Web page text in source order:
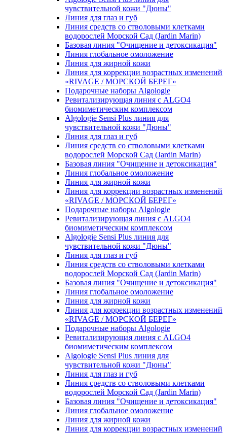
чувcтвительной кожи "Дюны"
Линия для глаз и губ
Линия средств со стволовыми клетками
водорослей Морской Сад (Jardin Marin)
Базовая линия "Очищение и детоксикация"
Линия глобальное омоложение
Линия для жирной кожи
Линия для коррекции возрастных изменений
«RIVAGE / МОРСКОЙ БЕРЕГ»
Подарочные наборы Algologie
Ревитализирующая линия с ALGO4
биомиметическим комплексом
Algologie Sensi Plus линия для
чувcтвительной кожи "Дюны"
Линия для глаз и губ
Линия средств со стволовыми клетками
водорослей Морской Сад (Jardin Marin)
Базовая линия "Очищение и детоксикация"
Линия глобальное омоложение
Линия для жирной кожи
Линия для коррекции возрастных изменений
«RIVAGE / МОРСКОЙ БЕРЕГ»
Подарочные наборы Algologie
Ревитализирующая линия с ALGO4
биомиметическим комплексом
Algologie Sensi Plus линия для
чувcтвительной кожи "Дюны"
Линия для глаз и губ
Линия средств со стволовыми клетками
водорослей Морской Сад (Jardin Marin)
Базовая линия "Очищение и детоксикация"
Линия глобальное омоложение
Линия для жирной кожи
Линия для коррекции возрастных изменений
«RIVAGE / МОРСКОЙ БЕРЕГ»
Подарочные наборы Algologie
Ревитализирующая линия с ALGO4
биомиметическим комплексом
Algologie Sensi Plus линия для
чувcтвительной кожи "Дюны"
Линия для глаз и губ
Линия средств со стволовыми клетками
водорослей Морской Сад (Jardin Marin)
Базовая линия "Очищение и детоксикация"
Линия глобальное омоложение
Линия для жирной кожи
Линия для коррекции возрастных изменений